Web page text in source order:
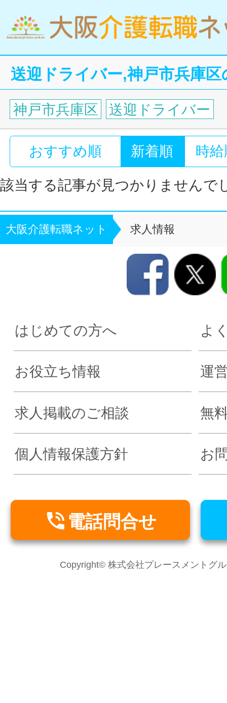
送迎ドライバー,神戸市兵庫
神戸市兵庫区 送迎ドライバー
おすすめ順 新着順 時
該当する記事が見つかりませんで
大阪介護転職ネット 求人情報
はじめての方へ よ
お役立ち情報 運
求人掲載のご相談 無
個人情報保護方針 お
 電話問合せ
Copyright© 株式会社プレースメントグ